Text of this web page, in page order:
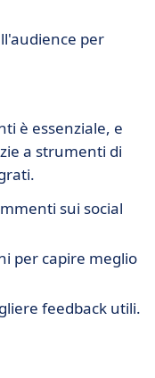
per
è essenziale, e
a strumenti di
sui social
per capire meglio
feedback utili.